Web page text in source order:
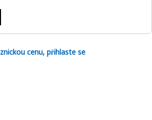
cenu, přihlaste se